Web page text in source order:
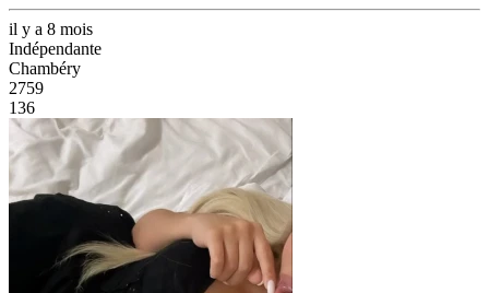
il y a 8 mois
Indépendante
Chambéry
2759
136